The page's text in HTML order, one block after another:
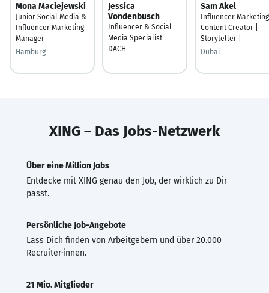
Mona Maciejewski
Junior Social Media &
Influencer Marketing
Manager
Hamburg
Jessica
Vondenbusch
Influencer & Social
Media Specialist
DACH
Sam Akel
Influencer
Content Creator |
Storyteller |
Dubai
XING – Das Jobs-Netzwerk
Über eine Million Jobs
Entdecke mit XING genau den Job, der wirklich zu Dir
passt.
Persönliche Job-Angebote
Lass Dich finden von Arbeitgebern und über 20.000
Recruiter·innen.
21 Mio. Mitglieder